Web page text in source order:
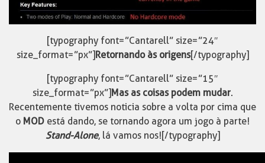
[typography font=”Cantarell” size=”24″
size_format=”px”]Retornando às origens[/typography]
[typography font=”Cantarell” size=”15″
size_format=”px”]Mas as coisas podem mudar.
Recentemente tivemos noticia sobre a volta por cima que
o MOD está dando, se tornando agora um jogo à parte!
Stand-Alone, lá vamos nos![/typography]